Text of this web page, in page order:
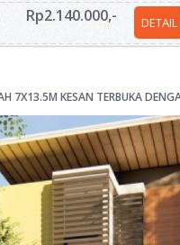
DETAIL
Rp2.140.000,-
7X13.5M KESAN TERBUKA